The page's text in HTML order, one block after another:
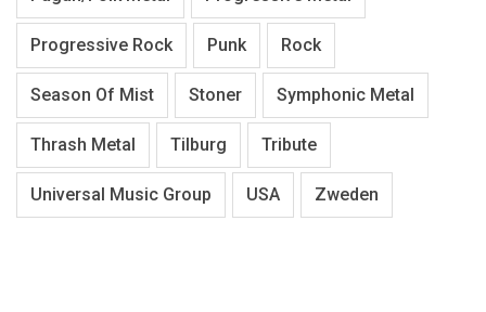
Progressive Rock Punk Rock
Season Of Mist Stoner Symphonic Metal
Thrash Metal Tilburg Tribute
Universal Music Group USA Zweden